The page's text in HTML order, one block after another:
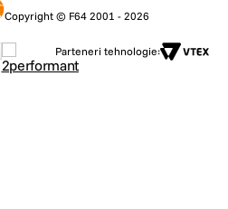
Copyright © F64 2001 - 2026
Parteneri tehnologie: